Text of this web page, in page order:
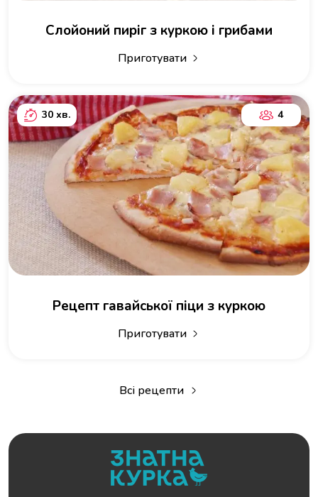
Слойоний пиріг з куркою і грибами
Приготувати
30 хв. 4
Рецепт гавайської піци з куркою
Приготувати
Всі рецепти